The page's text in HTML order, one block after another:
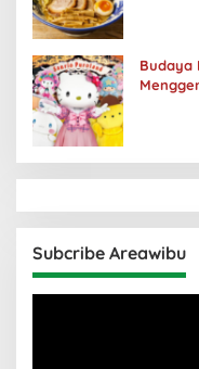
Budaya
Subcribe Areawibu